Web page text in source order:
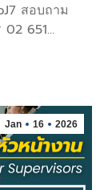
สอบถาม
02 651…
Jan 16 2026